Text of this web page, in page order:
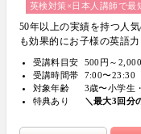
英検対策×日本人講師で最
50年以上の実績を持つ人
も効果的にお子様の英語
受講料目安
500円～
受講時間帯
7:00〜23:30
対象年齢
3歳〜小学生
特典あり
＼最大3回分